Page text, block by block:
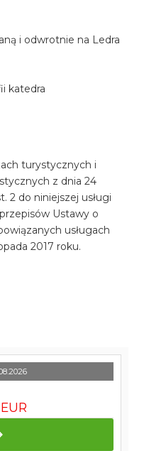
i odwrotnie na Ledra
katedra
turystycznych i
z dnia 24
2 do niniejszej usługi
Ustawy o
usługach
2017 roku.
EUR